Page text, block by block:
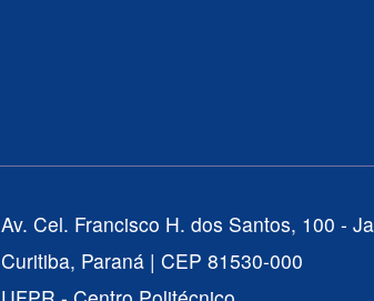
Av. Cel. Francisco H. dos Santos, 100 -
Curitiba, Paraná | CEP 81530-000